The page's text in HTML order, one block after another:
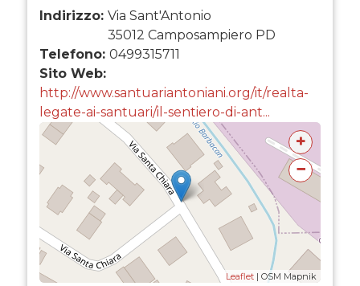
Indirizzo: Via Sant'Antonio
35012 Camposampiero PD
Telefono: 0499315711
Sito Web:
http://www.santuariantoniani.org/it/realta-
legate-ai-santuari/il-sentiero-di-ant...
+
−
Leaflet | OSM Mapnik